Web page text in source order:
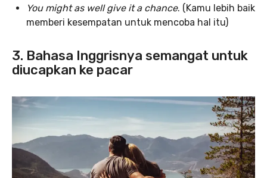
You might as well give it a chance. (Kamu lebih baik
memberi kesempatan untuk mencoba hal itu)
3. Bahasa Inggrisnya semangat untuk
diucapkan ke pacar